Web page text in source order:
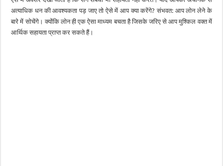
अत्याधिक धन की आवश्यकता पड़ जाए तो ऐसे में आप क्या करेंगे? संभवत: आप लोन लेने के
बारे में सोचेंगे। क्योंकि लोन ही एक ऐसा माध्यम बचता है जिसके जरिए से आप मुश्किल वक्त में
आर्थिक सहायता प्राप्त कर सकते हैं।